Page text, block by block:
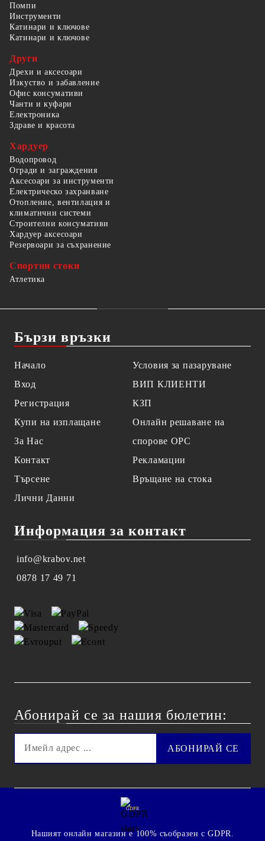
Помпи
Инструменти
Катинари и ключове
Катинари и ключове
Други
Дрехи и аксесоари
Изкуство и забавление
Офис консумативи
Чанти и куфари
Електроника
Здраве и красота
Хардуер
Водопровод
Огради и заграждения
Аксесоари за инструменти
Електрическо захранване
Отопление, вентилация и
климатични системи
Строителни консумативи
Хардуер аксесоари
Резервоари за съхранение
Спортни стоки
Атлетика
Бързи връзки
Начало
Вход
Регистрация
Купи на изплащане
За Нас
Контакт
Търсене
Лични Данни
Условия за пазаруване
ВИП КЛИЕНТИ
КЗП
Онлайн решаване на
спорове OPC
Рекламации
Връщане на стока
Информация за контакт
info@krabov.net
0878 17 49 71
Абонирай се за нашия бюлетин:
GDPR
Нашият онлайн магазин е 100% съобразен с GDPR.